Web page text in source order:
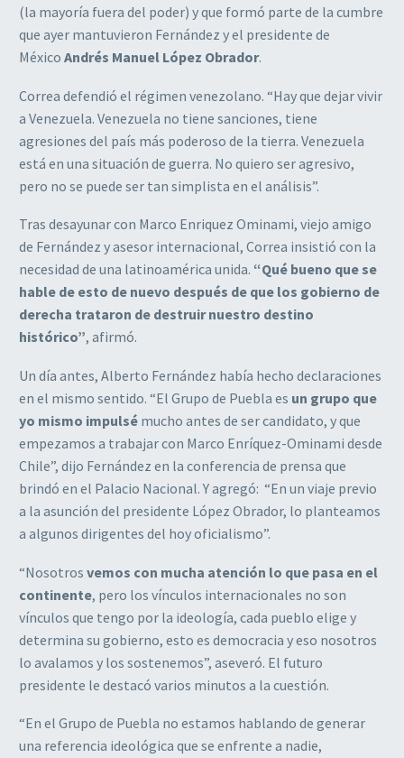
(la mayoría fuera del poder) y que formó parte de la cumbre
que ayer mantuvieron Fernández y el presidente de
México Andrés Manuel López Obrador.
Correa defendió el régimen venezolano. “Hay que dejar vivir
a Venezuela. Venezuela no tiene sanciones, tiene
agresiones del país más poderoso de la tierra. Venezuela
está en una situación de guerra. No quiero ser agresivo,
pero no se puede ser tan simplista en el análisis”.
Tras desayunar con Marco Enriquez Ominami, viejo amigo
de Fernández y asesor internacional, Correa insistió con la
necesidad de una latinoamérica unida. “Qué bueno que se
hable de esto de nuevo después de que los gobierno de
derecha trataron de destruir nuestro destino
histórico”, afirmó.
Un día antes, Alberto Fernández había hecho declaraciones
en el mismo sentido. “El Grupo de Puebla es un grupo que
yo mismo impulsé mucho antes de ser candidato, y que
empezamos a trabajar con Marco Enríquez-Ominami desde
Chile”, dijo Fernández en la conferencia de prensa que
brindó en el Palacio Nacional. Y agregó: “En un viaje previo
a la asunción del presidente López Obrador, lo planteamos
a algunos dirigentes del hoy oficialismo”.
“Nosotros vemos con mucha atención lo que pasa en el
continente, pero los vínculos internacionales no son
vínculos que tengo por la ideología, cada pueblo elige y
determina su gobierno, esto es democracia y eso nosotros
lo avalamos y los sostenemos”, aseveró. El futuro
presidente le destacó varios minutos a la cuestión.
“En el Grupo de Puebla no estamos hablando de generar
una referencia ideológica que se enfrente a nadie,